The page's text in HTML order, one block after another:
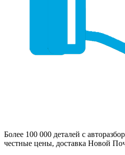
Более 100 000 деталей с
честные цены, доставка Новой